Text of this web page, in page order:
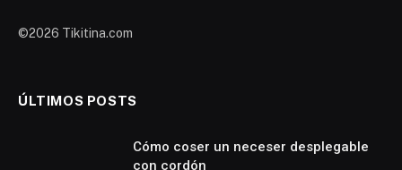
©2026 Tikitina.com
ÚLTIMOS POSTS
Cómo coser un neceser desplegable
con cordón